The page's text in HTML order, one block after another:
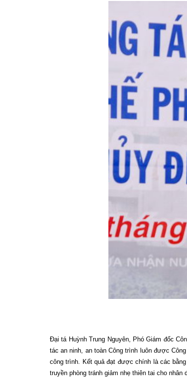
Đại tá Huỳnh Trung Nguyên, Phó Giám đốc
tác an ninh, an toàn Công trình luôn được
công trình. Kết quả đạt được chính là các
truyền phòng tránh giảm nhẹ thiên tai cho